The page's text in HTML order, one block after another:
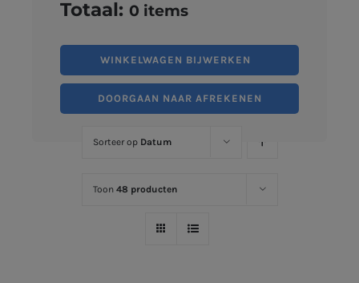
Totaal: 0 items
WINKELWAGEN BIJWERKEN
DOORGAAN NAAR AFREKENEN
Sorteer op Datum
Toon 48 producten